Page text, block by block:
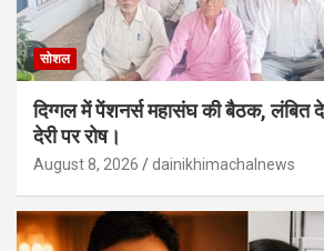
सोशल
दिग्गल में पेंशनर्स महासंघ की बैठक, लंबित
देरी पर रोष।
August 8, 2026 dainikhimachalnews